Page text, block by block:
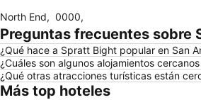
North End, 0000,
Preguntas frecuentes sobre
¿Qué hace a Spratt Bight popular en San
¿Cuáles son algunos alojamientos
¿Qué otras atracciones turísticas están
Más top hoteles